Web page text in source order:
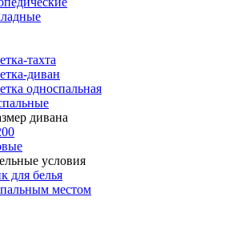
тахта
диван
односпальная
дивана
условия
для белья
местом